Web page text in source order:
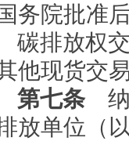
务院批准
碳排放权
他现货交
第七条 纳
放单位（